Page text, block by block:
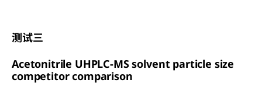
测试三
Acetonitrile UHPLC-MS solvent particle size
competitor comparison